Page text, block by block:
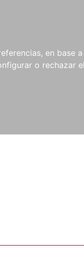
en base
o rechazar
NOVEDADES